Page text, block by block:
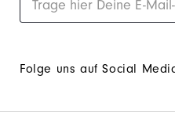
Folge uns auf Social